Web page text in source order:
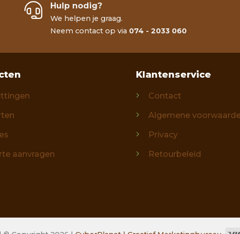
Hulp nodig?
We helpen je graag.
Neem contact op via 074 - 2033 060
aanvragen
Klantenservice
Contact
Algemene
Privacy
Retourbeleid